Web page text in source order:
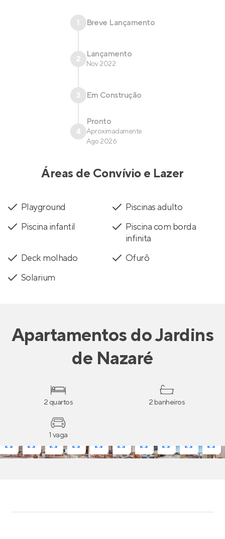
1 Breve Lançamento
2 Lançamento
Nov 2022
3 Em Construção
4
Pronto
Aproximadamente
Ago 2026
Áreas de Convívio e Lazer
Playground
Piscinas adulto
Piscina infantil
Piscina com borda
infinita
Deck molhado
Ofurô
Solarium
ApartamentosdoJardins
de Nazaré
2 quartos 2 banheiros
1 vaga